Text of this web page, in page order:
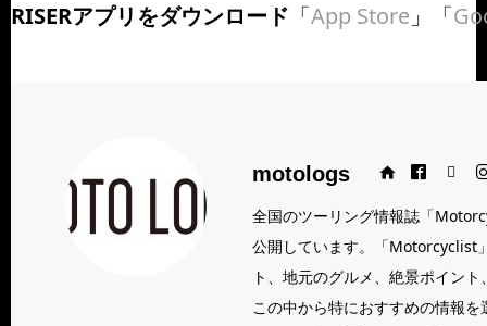
RISERアプリをダウンロード 「App Store 」「
motologs
Web siteFacebookXInstagram
全国のツーリング情報誌「
公開しています。「Motorcyclist
ト、地元のグルメ、絶景ポイン
この中から特におすすめの情報